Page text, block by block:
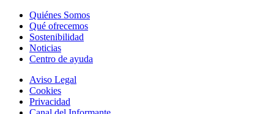
Quiénes Somos
Qué ofrecemos
Sostenibilidad
Noticias
Centro de ayuda
Aviso Legal
Cookies
Privacidad